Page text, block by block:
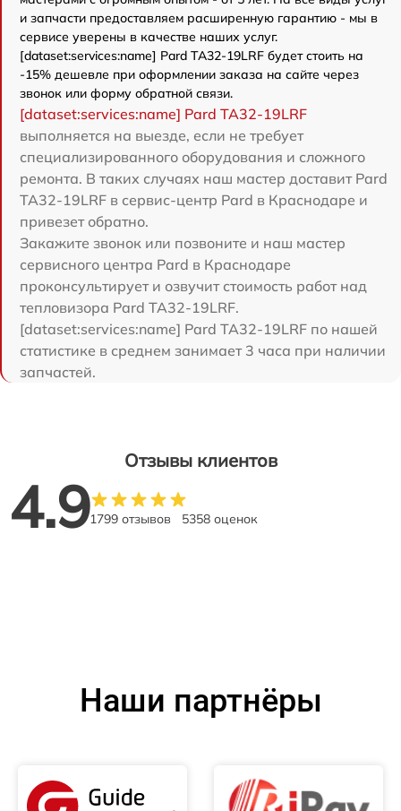
и запчасти предоставляем расширенную гарантию - мы в
сервисе уверены в качестве наших услуг.
[dataset:services:name] Pard TA32-19LRF будет стоить на
-15% дешевле при оформлении заказа на сайте через
звонок или форму обратной связи.
[dataset:services:name] Pard TA32-19LRF
выполняется на выезде, если не требует
специализированного оборудования и сложного
ремонта. В таких случаях наш мастер доставит Pard
TA32-19LRF в сервис-центр Pard в Краснодаре и
привезет обратно.
Закажите звонок или позвоните и наш мастер
сервисного центра Pard в Краснодаре
проконсультирует и озвучит стоимость работ над
тепловизора Pard TA32-19LRF.
[dataset:services:name] Pard TA32-19LRF по нашей
статистике в среднем занимает 3 часа при наличии
запчастей.
Отзывы клиентов
4.91799 отзывов 5358 оценок
Наши партнёры